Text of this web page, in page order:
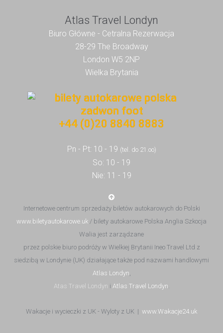
Atlas Travel Londyn
Biuro Główne - Cetralna Rezerwacja
28-29 The Broadway
London W5 2NP
Wielka Brytania
+44 (0)20 8840 8883
Pn - Pt: 10 - 19 (tel. do 21.oo)
So: 10 - 19
Nie: 11 - 19
Internetowe centrum sprzedaży biletów autokarowych do Polski
www.biletyautokarowe.uk / bilety autokarowe Polska Anglia Szkocja
Walia jest zarządzane
przez polskie biuro podróży w Wielkiej Brytanii Ineo Travel Ltd z
siedzibą w Londynie (UK) działające także pod nazwami handlowymi
Atlas Londyn
Atas Travel Londyn i Atlas Travel Londyn
Wakacje i wycieczki z UK - Wyloty z UK | www.Wakacje24.uk